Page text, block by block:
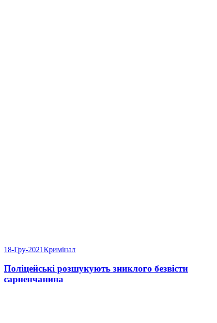
18-Гру-2021Кримінал
Поліцейські розшукують зниклого безвісти
сарненчанина